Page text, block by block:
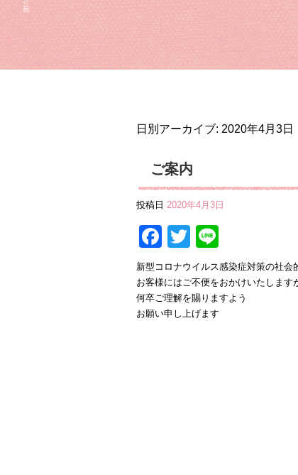
日別アーカイブ: 2020年4月3日
ご案内
投稿日 2020年4月3日
Facebook
Twitter
新型コロナウイルス感染症対策の社
お客様にはご不便をおかけいたします
何卒ご理解を賜りますよう
お願い申し上げます